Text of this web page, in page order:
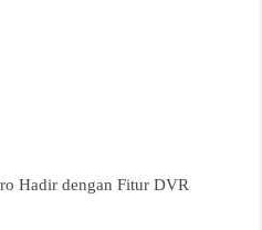
Hadir dengan Fitur DVR